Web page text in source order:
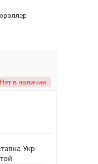
Нет в наличии
Укр-